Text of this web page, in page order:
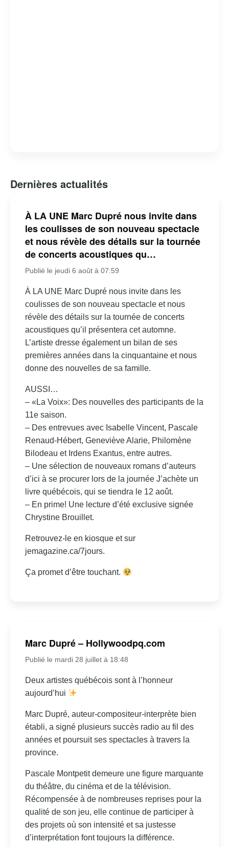
Dernières actualités
À LA UNE Marc Dupré nous invite dans
les coulisses de son nouveau spectacle
et nous révèle des détails sur la tournée
de concerts acoustiques qu…
Publié le jeudi 6 août à 07:59
À LA UNE Marc Dupré nous invite dans les
coulisses de son nouveau spectacle et nous
révèle des détails sur la tournée de concerts
acoustiques qu’il présentera cet automne.
L’artiste dresse également un bilan de ses
premières années dans la cinquantaine et nous
donne des nouvelles de sa famille.
AUSSI…
– «La Voix»: Des nouvelles des participants de la
11e saison.
– Des entrevues avec Isabelle Vincent, Pascale
Renaud-Hébert, Geneviève Alarie, Philomène
Bilodeau et Irdens Exantus, entre autres.
– Une sélection de nouveaux romans d’auteurs
d’ici à se procurer lors de la journée J’achète un
livre québécois, qui se tiendra le 12 août.
– En prime! Une lecture d’été exclusive signée
Chrystine Brouillet.
Retrouvez-le en kiosque et sur
jemagazine.ca/7jours.
Ça promet d’être touchant.
Marc Dupré – Hollywoodpq.com
Publié le mardi 28 juillet à 18:48
Deux artistes québécois sont à l’honneur
aujourd’hui
Marc Dupré, auteur-compositeur-interprète bien
établi, a signé plusieurs succès radio au fil des
années et poursuit ses spectacles à travers la
province.
Pascale Montpetit demeure une figure marquante
du théâtre, du cinéma et de la télévision.
Récompensée à de nombreuses reprises pour la
qualité de son jeu, elle continue de participer à
des projets où son intensité et sa justesse
d’interprétation font toujours la différence.